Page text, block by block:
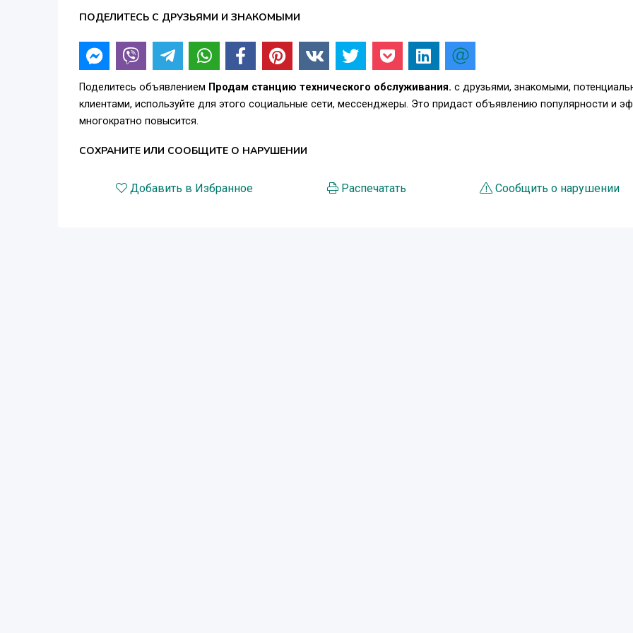
ПОДЕЛИТЕСЬ С ДРУЗЬЯМИ И ЗНАКОМЫМИ
Поделитесь объявлением Продам станцию технического обслуживания. с друзьями, знакомыми,
клиентами, используйте для этого социальные сети, мессенджеры. Это придаст объявлению популярности и
многократно повысится.
СОХРАНИТЕ ИЛИ СООБЩИТЕ О НАРУШЕНИИ
Добавить в Избранное Распечатать Сообщить о нарушении